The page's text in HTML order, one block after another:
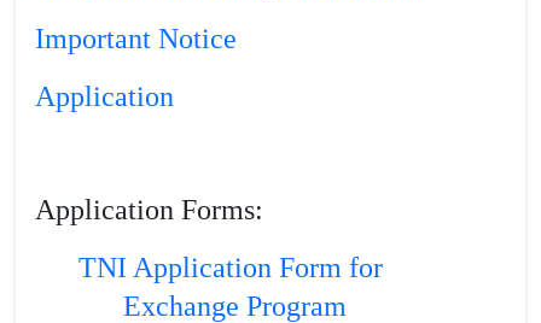
Important Notice
Application
Application Forms:
TNI Application Form for
Exchange Program